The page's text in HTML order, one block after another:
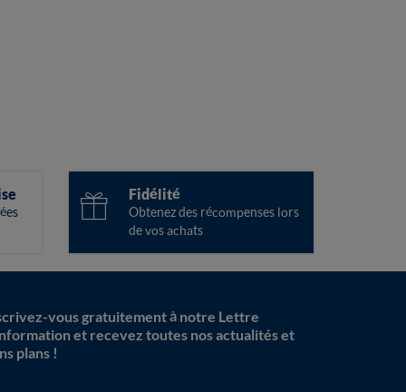
Fidélité
Obtenez des récompenses lors
de vos achats
vous gratuitement à notre Lettre
et recevez toutes nos actualités et
plans !